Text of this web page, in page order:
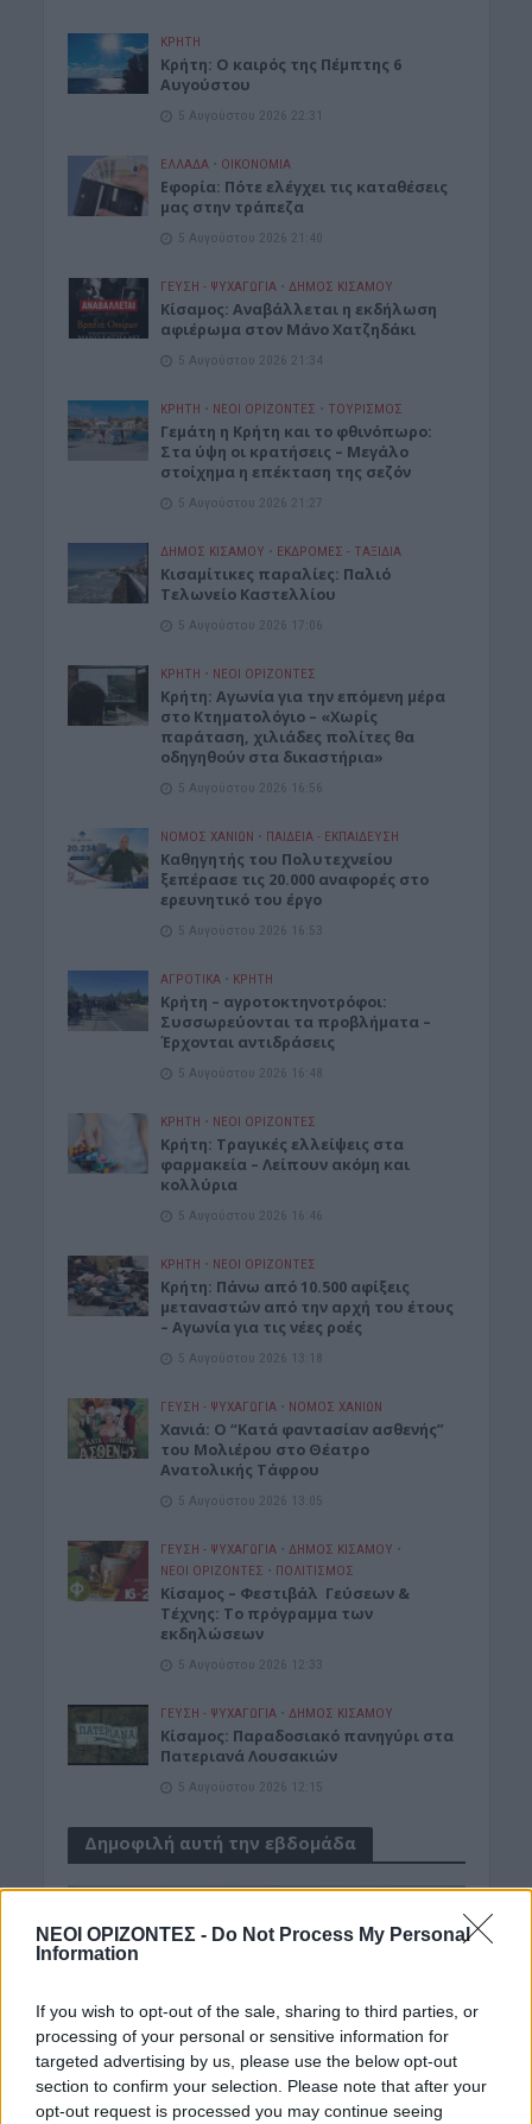
ΝΕΟΙ ΟΡΙΖΟΝΤΕΣ - Do Not Process My Personal
Information
If you wish to opt-out of the sale, sharing to third parties, or
processing of your personal or sensitive information for
targeted advertising by us, please use the below opt-out
section to confirm your selection. Please note that after your
opt-out request is processed you may continue seeing
ΚΡΗΤΗ
Κρήτη: Ο καιρός της Πέμπτης 6
Αυγούστου
5 Αυγούστου 2026 22:31
ΕΛΛΑΔΑ • ΟΙΚΟΝΟΜΙΑ
Εφορία: Πότε ελέγχει τις καταθέσεις
μας στην τράπεζα
5 Αυγούστου 2026 21:40
ΓΕΎΣΗ - ΨΥΧΑΓΩΓΊΑ • ΔΉΜΟΣ ΚΙΣΆΜΟΥ
Κίσαμος: Αναβάλλεται η εκδήλωση
αφιέρωμα στον Μάνο Χατζηδάκι
5 Αυγούστου 2026 21:34
ΚΡΗΤΗ • ΝΕΟΙ ΟΡΙΖΟΝΤΕΣ • ΤΟΥΡΙΣΜΟΣ
Γεμάτη η Κρήτη και το φθινόπωρο:
Στα ύψη οι κρατήσεις – Μεγάλο
στοίχημα η επέκταση της σεζόν
5 Αυγούστου 2026 21:27
ΔΉΜΟΣ ΚΙΣΆΜΟΥ • ΕΚΔΡΟΜΈΣ - ΤΑΞΊΔΙΑ
Kισαμίτικες παραλίες: Παλιό
Τελωνείο Καστελλίου
5 Αυγούστου 2026 17:06
ΚΡΗΤΗ • ΝΕΟΙ ΟΡΙΖΟΝΤΕΣ
Kρήτη: Αγωνία για την επόμενη μέρα
στο Κτηματολόγιο – «Χωρίς
παράταση, χιλιάδες πολίτες θα
οδηγηθούν στα δικαστήρια»
5 Αυγούστου 2026 16:56
ΝΟΜΌΣ ΧΑΝΊΩΝ • ΠΑΙΔΕΙΑ - ΕΚΠΑΙΔΕΥΣΗ
Καθηγητής του Πολυτεχνείου
ξεπέρασε τις 20.000 αναφορές στο
ερευνητικό του έργο
5 Αυγούστου 2026 16:53
ΑΓΡΟΤΙΚΑ • ΚΡΗΤΗ
Κρήτη – αγροτοκτηνοτρόφοι:
Συσσωρεύονται τα προβλήματα –
Έρχονται αντιδράσεις
5 Αυγούστου 2026 16:48
ΚΡΗΤΗ • ΝΕΟΙ ΟΡΙΖΟΝΤΕΣ
Κρήτη: Τραγικές ελλείψεις στα
φαρμακεία – Λείπουν ακόμη και
κολλύρια
5 Αυγούστου 2026 16:46
ΚΡΗΤΗ • ΝΕΟΙ ΟΡΙΖΟΝΤΕΣ
Κρήτη: Πάνω από 10.500 αφίξεις
μεταναστών από την αρχή του έτους
– Αγωνία για τις νέες ροές
5 Αυγούστου 2026 13:18
ΓΕΎΣΗ - ΨΥΧΑΓΩΓΊΑ • ΝΟΜΌΣ ΧΑΝΊΩΝ
Χανιά: Ο “Κατά φαντασίαν ασθενής”
του Μολιέρου στο Θέατρο
Ανατολικής Τάφρου
5 Αυγούστου 2026 13:05
ΓΕΎΣΗ - ΨΥΧΑΓΩΓΊΑ • ΔΉΜΟΣ ΚΙΣΆΜΟΥ •
ΝΕΟΙ ΟΡΙΖΟΝΤΕΣ • ΠΟΛΙΤΙΣΜΟΣ
Κίσαμος – Φεστιβάλ Γεύσεων &
Τέχνης: Το πρόγραμμα των
εκδηλώσεων
5 Αυγούστου 2026 12:33
ΓΕΎΣΗ - ΨΥΧΑΓΩΓΊΑ • ΔΉΜΟΣ ΚΙΣΆΜΟΥ
Κίσαμος: Παραδοσιακό πανηγύρι στα
Πατεριανά Λουσακιών
5 Αυγούστου 2026 12:15
Δημοφιλή αυτή την εβδομάδα